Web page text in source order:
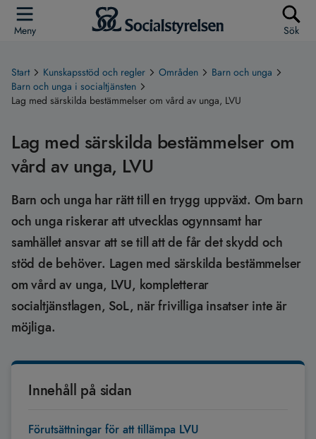
Meny Sök
Start Kunskapsstöd och regler Områden
Barn och unga
Barn och unga i socialtjänsten
Lag med särskilda bestämmelser om vård av unga, LVU
Lag med särskilda bestämmelser om
vård av unga, LVU
Barn och unga har rätt till en trygg uppväxt. Om barn
och unga riskerar att utvecklas ogynnsamt har
samhället ansvar att se till att de får det skydd och
stöd de behöver. Lagen med särskilda bestämmelser
om vård av unga, LVU, kompletterar
socialtjänstlagen, SoL, när frivilliga insatser inte är
möjliga.
Innehåll på sidan
Förutsättningar för att tillämpa LVU